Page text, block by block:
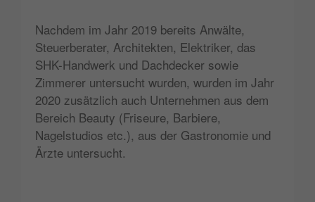
Nachdem im Jahr 2019 bereits Anwälte,
Steuerberater, Architekten, Elektriker, das
SHK-Handwerk und Dachdecker sowie
Zimmerer untersucht wurden, wurden im Jahr
2020 zusätzlich auch Unternehmen aus dem
Bereich Beauty (Friseure, Barbiere,
Nagelstudios etc.), aus der Gastronomie und
Ärzte untersucht.